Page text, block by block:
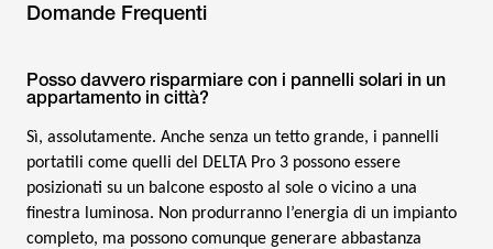
Domande Frequenti
Posso davvero risparmiare con i pannelli solari in un
appartamento in città?
Sì, assolutamente. Anche senza un tetto grande, i pannelli
portatili come quelli del DELTA Pro 3 possono essere
posizionati su un balcone esposto al sole o vicino a una
finestra luminosa. Non produrranno l’energia di un impianto
completo, ma possono comunque generare abbastanza